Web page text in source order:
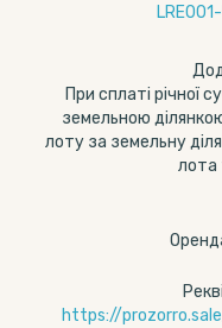
При сплаті річної
земельною
лоту за земельну
лота
https://